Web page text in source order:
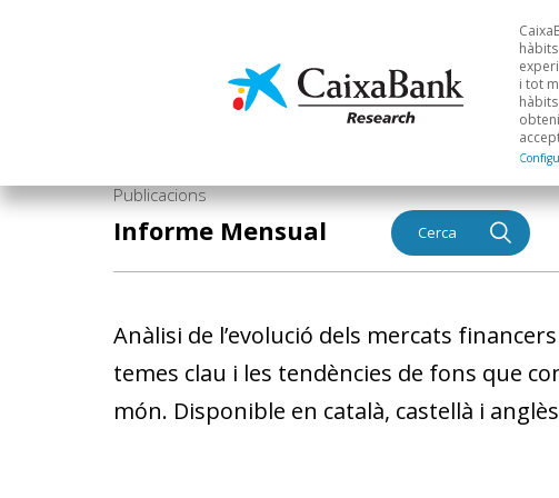
Economia i mercats
i tot
Publicacions
Informe Mensual Cerca
Anàlisi de l’evolució dels mercats
temes clau i les tendències de fons que
món. Disponible en català, castellà i